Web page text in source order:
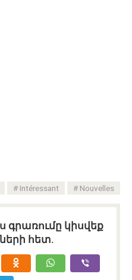
Intéressant Nouvelles
գրառումը կիսվեք
հետ.